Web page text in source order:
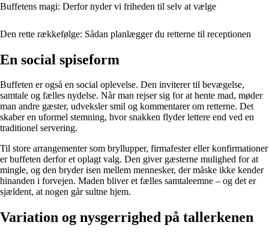
Buffetens magi: Derfor nyder vi friheden til selv at vælge
Den rette rækkefølge: Sådan planlægger du retterne til receptionen
En social spiseform
Buffeten er også en social oplevelse. Den inviterer til bevægelse,
samtale og fælles nydelse. Når man rejser sig for at hente mad, møder
man andre gæster, udveksler smil og kommentarer om retterne. Det
skaber en uformel stemning, hvor snakken flyder lettere end ved en
traditionel servering.
Til store arrangementer som bryllupper, firmafester eller konfirmationer
er buffeten derfor et oplagt valg. Den giver gæsterne mulighed for at
mingle, og den bryder isen mellem mennesker, der måske ikke kender
hinanden i forvejen. Maden bliver et fælles samtaleemne – og det er
sjældent, at nogen går sultne hjem.
Variation og nysgerrighed på tallerkenen